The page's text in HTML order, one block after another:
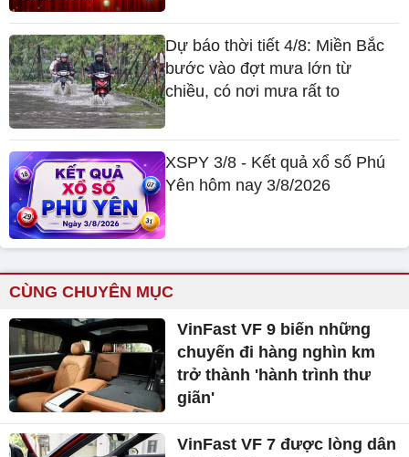
Dự báo thời tiết 4/8: Miền Bắc
bước vào đợt mưa lớn từ
chiều, có nơi mưa rất to
XSPY 3/8 - Kết quả xổ số Phú
Yên hôm nay 3/8/2026
CÙNG CHUYÊN MỤC
VinFast VF 9 biến những
chuyến đi hàng nghìn km
trở thành 'hành trình thư
giãn'
VinFast VF 7 được lòng dân